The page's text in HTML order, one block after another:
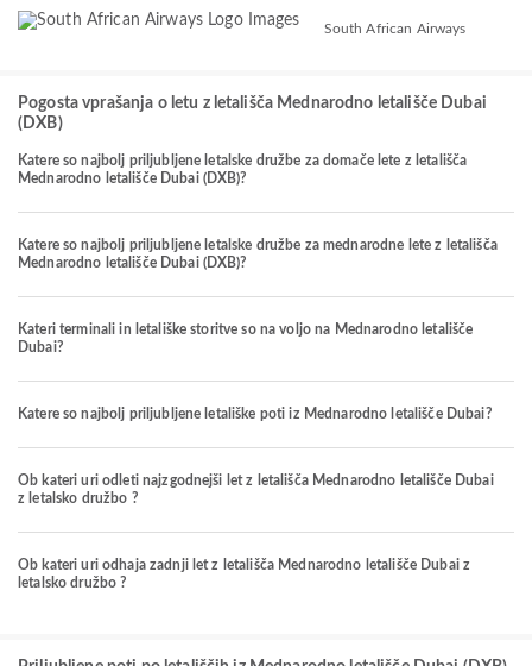
South African Airways
Pogosta vprašanja o letu z letališča Mednarodno letališče Dubai
(DXB)
Katere so najbolj priljubljene letalske družbe za domače lete z letališča
Mednarodno letališče Dubai (DXB)?
Katere so najbolj priljubljene letalske družbe za mednarodne lete z letališča
Mednarodno letališče Dubai (DXB)?
Kateri terminali in letališke storitve so na voljo na Mednarodno letališče
Dubai?
Katere so najbolj priljubljene letališke poti iz Mednarodno letališče Dubai?
Ob kateri uri odleti najzgodnejši let z letališča Mednarodno letališče Dubai
z letalsko družbo ?
Ob kateri uri odhaja zadnji let z letališča Mednarodno letališče Dubai z
letalsko družbo ?